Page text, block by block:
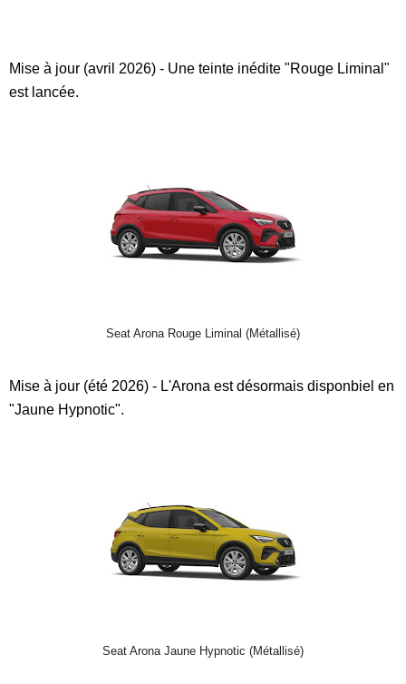
Mise à jour (avril 2026) - Une teinte inédite "Rouge Liminal"
est lancée.
Seat Arona Rouge Liminal (Métallisé)
Mise à jour (été 2026) - L'Arona est désormais disponbiel en
"Jaune Hypnotic".
Seat Arona Jaune Hypnotic (Métallisé)